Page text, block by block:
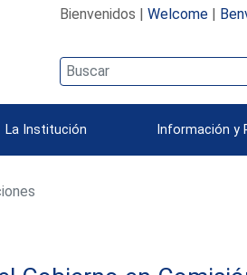
Bienvenidos | Welcome|
La Institución Información y